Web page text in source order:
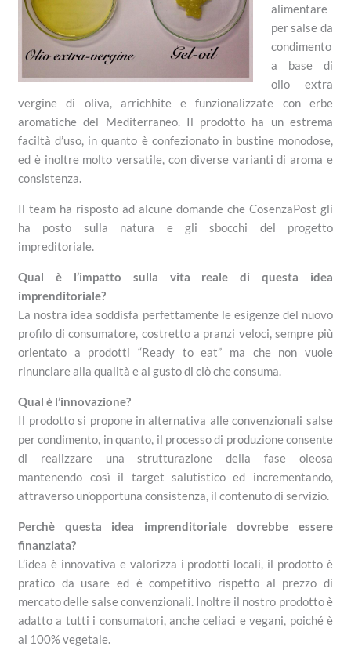
alimentare
per salse da
condimento
a base di
olio extra
vergine di oliva, arrichhite e funzionalizzate con erbe
aromatiche del Mediterraneo. Il prodotto ha un estrema
faciltà d’uso, in quanto è confezionato in bustine monodose,
ed è inoltre molto versatile, con diverse varianti di aroma e
consistenza.
Il team ha risposto ad alcune domande che CosenzaPost gli
ha posto sulla natura e gli sbocchi del progetto
impreditoriale.
Qual è l’impatto sulla vita reale di questa idea
imprenditoriale?
La nostra idea soddisfa perfettamente le esigenze del nuovo
profilo di consumatore, costretto a pranzi veloci, sempre più
orientato a prodotti “Ready to eat” ma che non vuole
rinunciare alla qualità e al gusto di ciò che consuma.
Qual è l’innovazione?
Il prodotto si propone in alternativa alle convenzionali salse
per condimento, in quanto, il processo di produzione consente
di realizzare una strutturazione della fase oleosa
mantenendo così il target salutistico ed incrementando,
attraverso un’opportuna consistenza, il contenuto di servizio.
Perchè questa idea imprenditoriale dovrebbe essere
finanziata?
L’idea è innovativa e valorizza i prodotti locali, il prodotto è
pratico da usare ed è competitivo rispetto al prezzo di
mercato delle salse convenzionali. Inoltre il nostro prodotto è
adatto a tutti i consumatori, anche celiaci e vegani, poiché è
al 100% vegetale.